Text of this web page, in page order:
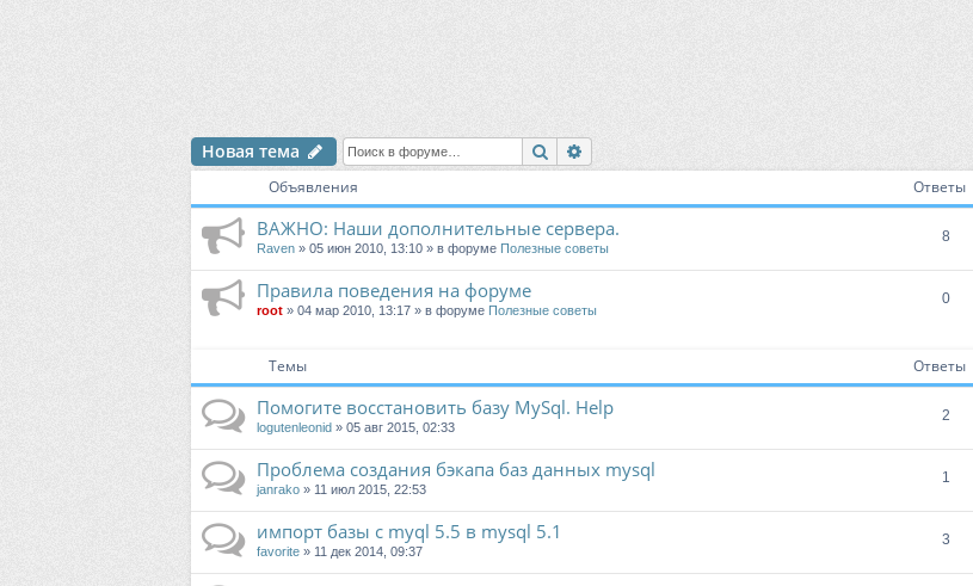
Новая тема Поиск
Объявления Ответы
ВАЖНО: Наши дополнительные сервера.
Raven » 05 июн 2010, 13:10 » в форуме Полезные советы
8
Правила поведения на форуме
root » 04 мар 2010, 13:17 » в форуме Полезные советы
0
Темы Ответы
Помогите восстановить базу MySql. Help
logutenleonid » 05 авг 2015, 02:33
2
Проблема создания бэкапа баз данных mysql
janrako » 11 июл 2015, 22:53
1
импорт базы c myql 5.5 в mysql 5.1
favorite » 11 дек 2014, 09:37
3